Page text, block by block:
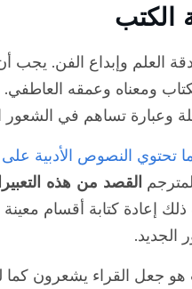
الكتب
العلم وإبداع الفن. يجب
ومعناه وعمقه
وعبارة تساهم في الشعور
ما تحتوي النصوص الأدبية
القصد من هذه
إعادة كتابة أقسام معينة
جعل القراء يشعرون كما